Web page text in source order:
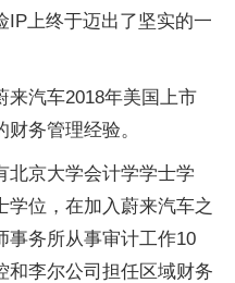
IP上终于迈出了坚实的一
来汽车2018年美国上市
务管理经验。
北京大学会计学学士学
学位，在加入蔚来汽车之
事务所从事审计工作10
和李尔公司担任区域财务